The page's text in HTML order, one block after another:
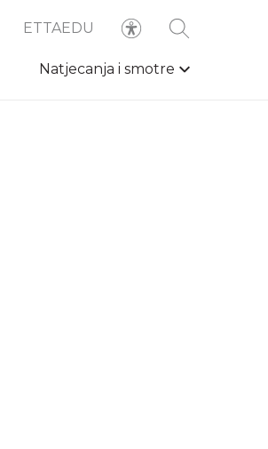
ETTAEDU
Natjecanja i smotre